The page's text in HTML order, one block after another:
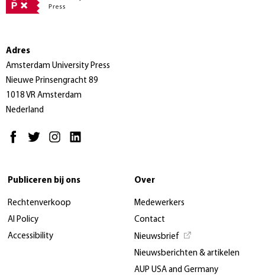
Adres
Amsterdam University Press
Nieuwe Prinsengracht 89
1018 VR Amsterdam
Nederland
Publiceren bij ons
Rechtenverkoop
AI Policy
Accessibility
Over
Medewerkers
Contact
Nieuwsbrief
Nieuwsberichten & artikelen
AUP USA and Germany